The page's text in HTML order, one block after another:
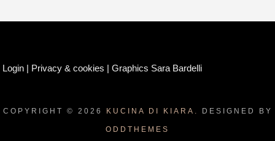
Login | Privacy & cookies |Graphics Sara Bardelli
COPYRIGHT © 2026 KUCINA DI KIARA. DESIGNED BY
ODDTHEMES